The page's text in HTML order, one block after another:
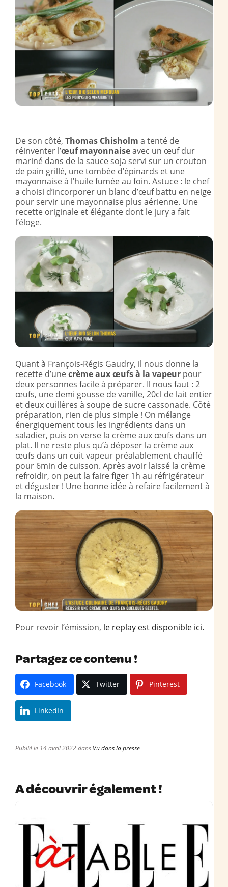
De son côté, Thomas Chisholm a tenté de
réinventer l’œuf mayonnaiseavec un œuf dur
mariné dans de la sauce soja servi sur un crouton
de pain grillé, une tombée d’épinards et une
mayonnaise à l’huile fumée au foin. Astuce : le chef
a choisi d’incorporer un blanc d’œuf battu en neige
pour servir une mayonnaise plus aérienne. Une
recette originale et élégante dont le jury a fait
l’éloge.
Quant à François-Régis Gaudry, il nous donne la
recette d’unecrème aux œufs à la vapeur pour
deux personnes facile à préparer. Il nous faut : 2
œufs, une demi gousse de vanille, 20cl de lait entier
et deux cuillères à soupe de sucre cassonade. Côté
préparation, rien de plus simple ! On mélange
énergiquement tous les ingrédients dans un
saladier, puis on verse la crème aux œufs dans un
plat. Il ne reste plus qu’à déposer la crème aux
œufs dans un cuit vapeur préalablement chauffé
pour 6min de cuisson. Après avoir laissé la crème
refroidir, on peut la faire figer 1h au réfrigérateur
et déguster ! Une bonne idée à refaire facilement à
la maison.
Pour revoir l’émission, le replay est disponible ici.
Partagez ce contenu !
Facebook Twitter Pinterest
LinkedIn
Publié le 14 avril 2022 dans Vu dans la presse
A découvrir également !